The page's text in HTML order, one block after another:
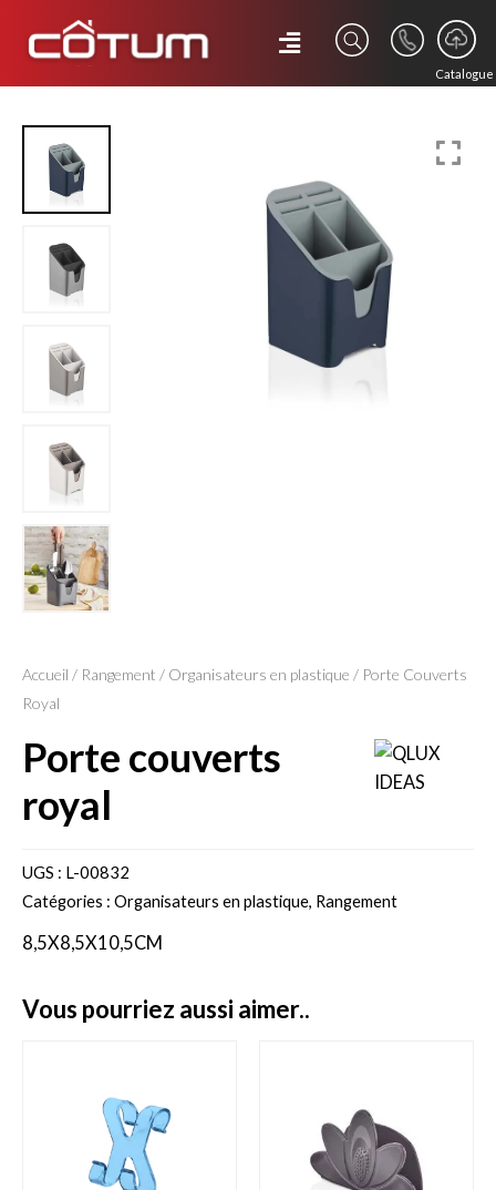
Catalogue
Accueil / Rangement / Organisateurs en plastique / Porte Couverts
Royal
porte couverts
royal
UGS : L-00832
Catégories : Organisateurs en plastique, Rangement
8,5X8,5X10,5CM
vous pourriez aussi aimer..